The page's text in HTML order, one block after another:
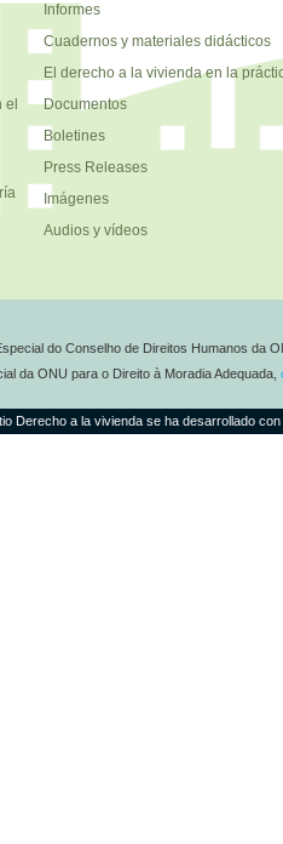
Informes
Cuadernos y materiales didácticos
El derecho a la vivienda en la
Documentos
Boletines
Press Releases
Imágenes
Audios y vídeos
do Conselho de Direitos Humanos da
da ONU para o Direito à Moradia Adequada,
Derecho a la vivienda se ha desarrollado